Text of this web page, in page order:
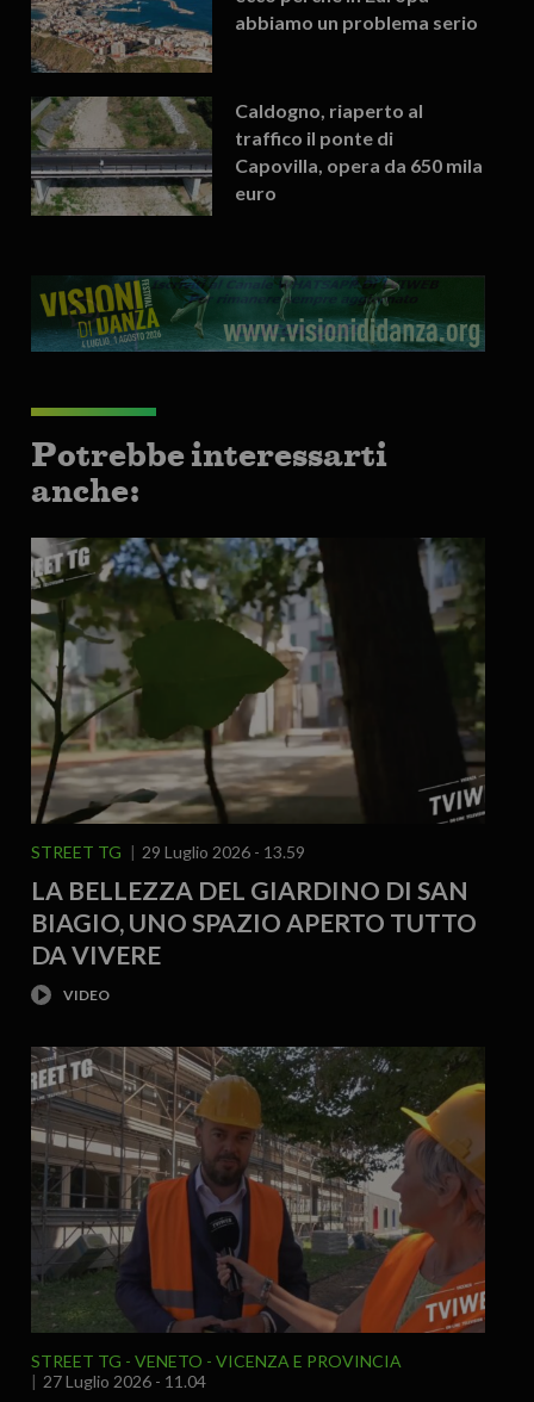
abbiamo un problema serio
Caldogno, riaperto al
traffico il ponte di
Capovilla, opera da 650 mila
euro
Potrebbe interessarti
anche:
STREET TG 29 Luglio 2026 - 13.59
LA BELLEZZA DEL GIARDINO DI SAN
BIAGIO, UNO SPAZIO APERTO TUTTO
DA VIVERE
STREET TG VENETO
VICENZA E PROVINCIA
27 Luglio 2026 - 11.04